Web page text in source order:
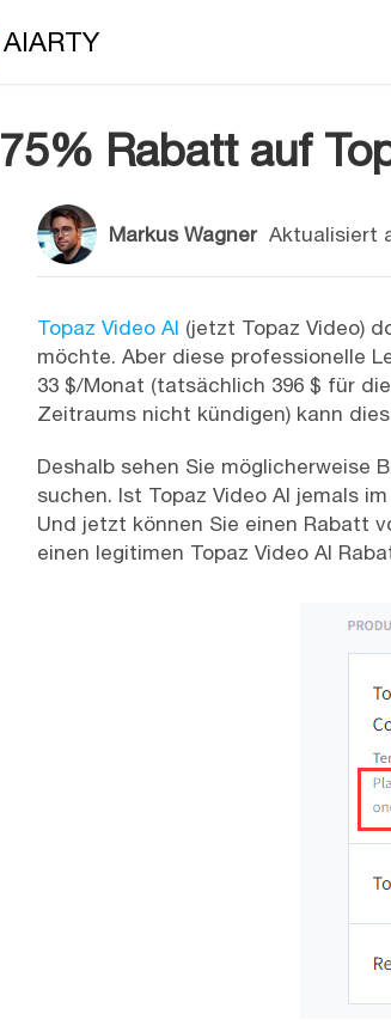
AIARTY
75% Rabatt auf
Markus WagnerAktualisiert
Topaz Video AI (jetzt Topaz Video)
möchte. Aber diese professionelle
33 $/Monat (tatsächlich 396 $ für
Zeitraums nicht kündigen) kann
Deshalb sehen Sie möglicherweise
suchen. Ist Topaz Video AI jemals
Und jetzt können Sie einen Rabatt
einen legitimen Topaz Video AI